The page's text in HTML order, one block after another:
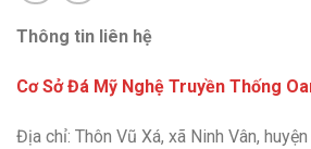
Thông tin liên hệ
Cơ Sở Đá Mỹ Nghệ Truyền Thống
Địa chỉ: Thôn Vũ Xá, xã Ninh Vân,